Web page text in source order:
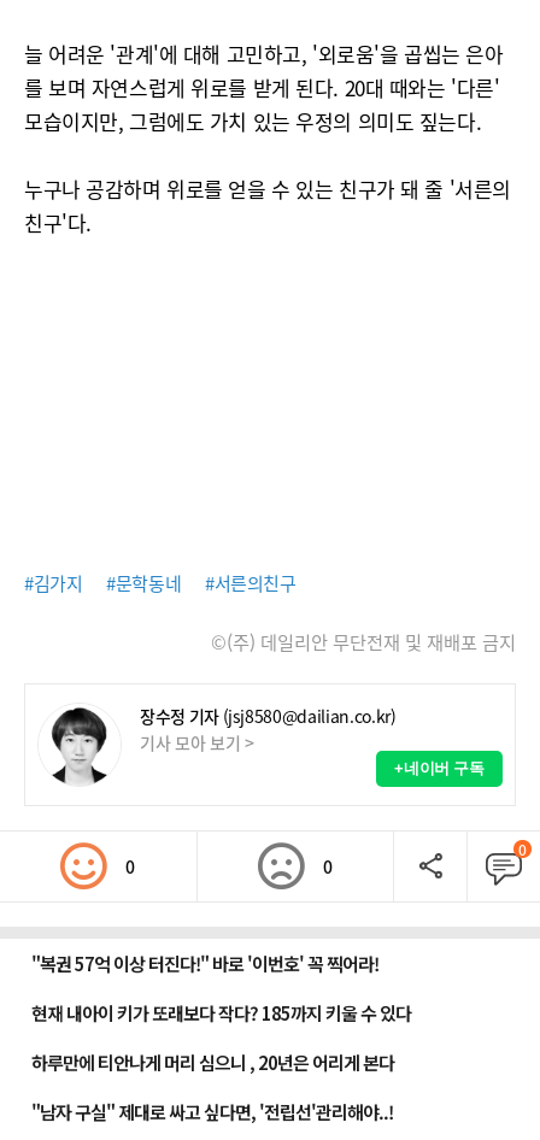
늘 어려운 '관계'에 대해 고민하고, '외로움'을 곱씹는 은아
를 보며 자연스럽게 위로를 받게 된다. 20대 때와는 '다른'
모습이지만, 그럼에도 가치 있는 우정의 의미도 짚는다.
누구나 공감하며 위로를 얻을 수 있는 친구가 돼 줄 '서른의
친구'다.
#김가지 #문학동네 #서른의친구
©(주) 데일리안 무단전재 및 재배포 금지
장수정 기자 (jsj8580@dailian.co.kr)
기사 모아 보기 >
+네이버 구독
0 0
0